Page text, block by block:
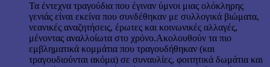
Τα έντεχνα τραγούδια που έγιναν ύμνοι μιας ολόκληρης
γενιάς είναι εκείνα που συνδέθηκαν με συλλογικά βιώματα,
νεανικές αναζητήσεις, έρωτες και κοινωνικές αλλαγές,
μένοντας αναλλοίωτα στο χρόνο.Ακολουθούν τα πιο
εμβληματικά κομμάτια που τραγουδήθηκαν (και
τραγουδιούνται ακόμα) σε συναυλίες, φοιτητικά δωμάτια και